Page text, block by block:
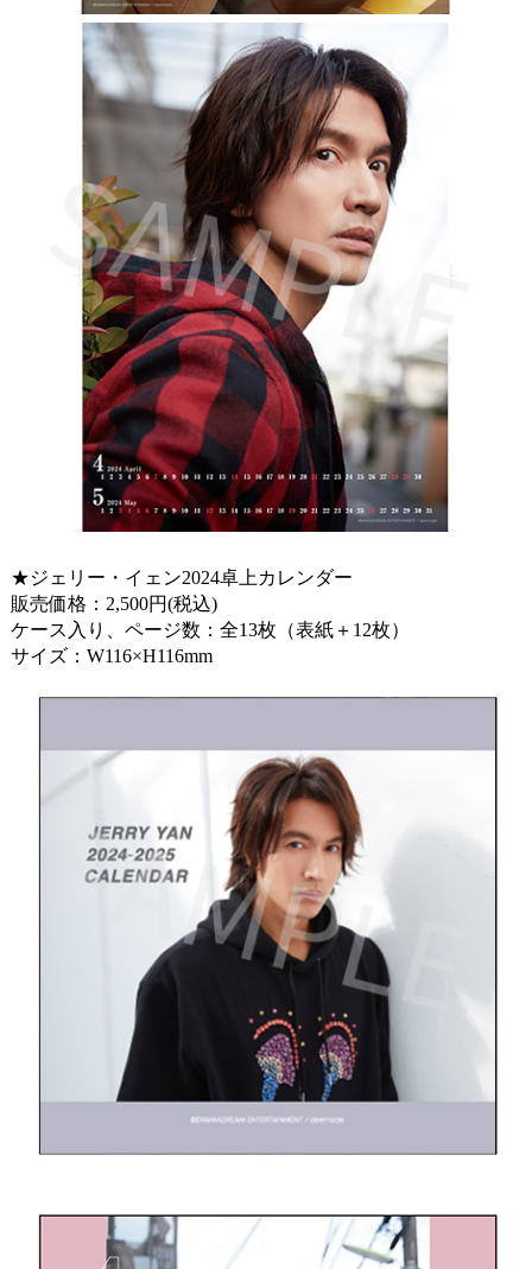
★ジェリー・イェン2024卓上カレンダー
販売価格：2,500円(税込)
ケース入り、ページ数：全13枚（表紙＋12枚）
サイズ：W116×H116mm